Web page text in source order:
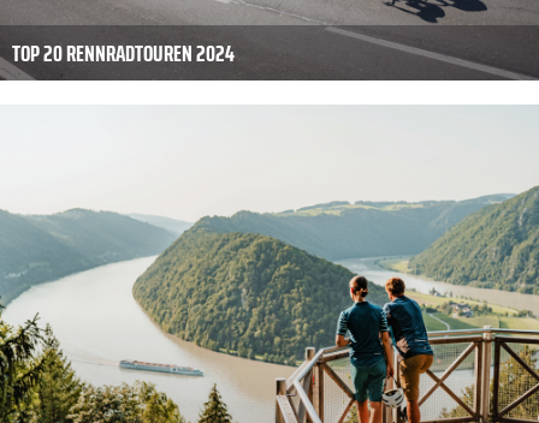
TOP 20 RENNRADTOUREN 2024